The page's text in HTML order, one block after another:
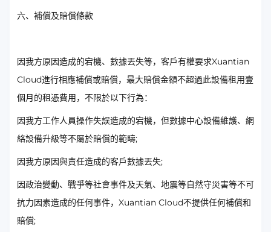
六、補償及賠償條款
因我方原因造成的宕機、數據丟失等，客戶有權要求Xuantian
Cloud進行相應補償或賠償，最大賠償金額不超過此設備租用壹
個月的租憑費用，不限於以下行為：
因我方工作人員操作失誤造成的宕機，但數據中心設備維護、網
絡設備升級等不屬於賠償的範疇;
因我方原因與責任造成的客戶數據丟失;
因政治變動、戰爭等社會事件及天氣、地震等自然守災害等不可
抗力因素造成的任何事件，Xuantian Cloud不提供任何補償和
賠償;